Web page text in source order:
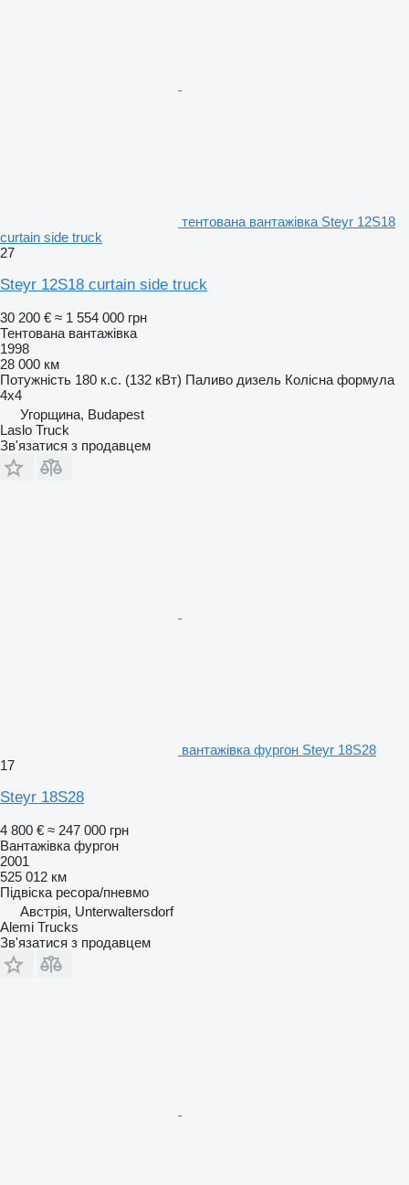
тентована вантажівка Steyr 12S18
curtain side truck
27
Steyr 12S18 curtain side truck
30 200 € ≈ 1 554 000 грн
Тентована вантажівка
1998
28 000 км
Потужність 180 к.с. (132 кВт) Паливо дизель Колісна формула
4x4
Угорщина, Budapest
Laslo Truck
Зв'язатися з продавцем
вантажівка фургон Steyr 18S28
17
Steyr 18S28
4 800 € ≈ 247 000 грн
Вантажівка фургон
2001
525 012 км
Підвіска ресора/пневмо
Австрія, Unterwaltersdorf
Alemi Trucks
Зв'язатися з продавцем